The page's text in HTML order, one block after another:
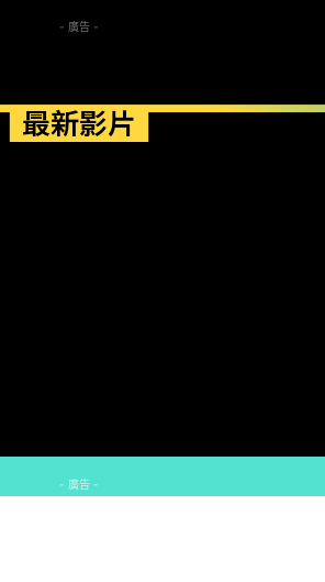
- 廣告 -
最新影片
- 廣告 -